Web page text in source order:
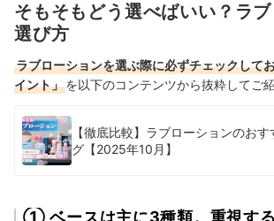
そもそもどう選べばいい？ラ
選び方
ラブローションを選ぶ際に必ずチェックして
イント」を以下のコンテンツから抜粋してご紹
【徹底比較】ラブローションのお
グ【2025年10月】
① ベースは主に3種類。重視す